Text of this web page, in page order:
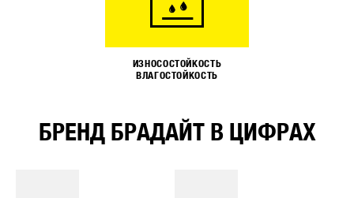
ИЗНОСОСТОЙКОСТЬ
ВЛАГОСТОЙКОСТЬ
БРЕНД БРАДАЙТ В ЦИФРАХ